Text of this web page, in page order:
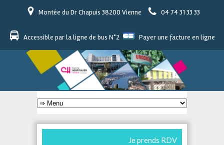
Montée du Dr Chapuis 38200 Vienne 04 74 31 33 33
Accessible par la ligne de bus N°2 Payer une facture en ligne
Je prends RDV